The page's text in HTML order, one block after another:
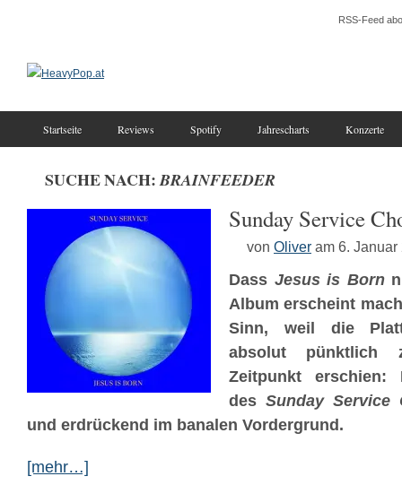
RSS-Feed
Startseite Reviews Spotify Jahrescharts Konzerte
SUCHE NACH:BRAINFEEDER
Sunday Service
von Oliver am 6. Januar
Dass Jesus is Born
Album erscheint
Sinn, weil die
absolut pünktlich
Zeitpunkt erschien:
des Sunday Service
und erdrückend im banalen Vordergrund.
[mehr…]